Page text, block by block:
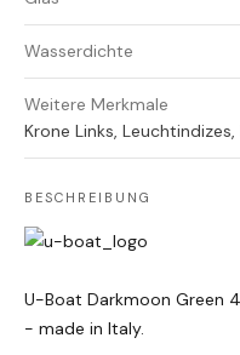
Wasserdichte
Weitere Merkmale
Krone Links,
BESCHREIBUNG
U-Boat Darkmoon Green
- made in Italy.